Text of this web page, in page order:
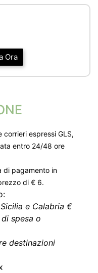
Ora
espressi GLS,
entro 24/48 ore
di pagamento in
di € 6.
e Calabria €
spesa o
destinazioni